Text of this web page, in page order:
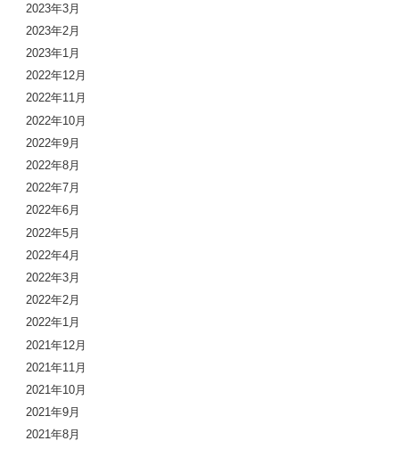
2023年3月
2023年2月
2023年1月
2022年12月
2022年11月
2022年10月
2022年9月
2022年8月
2022年7月
2022年6月
2022年5月
2022年4月
2022年3月
2022年2月
2022年1月
2021年12月
2021年11月
2021年10月
2021年9月
2021年8月